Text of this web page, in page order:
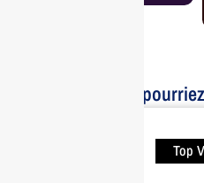
Vous
Top